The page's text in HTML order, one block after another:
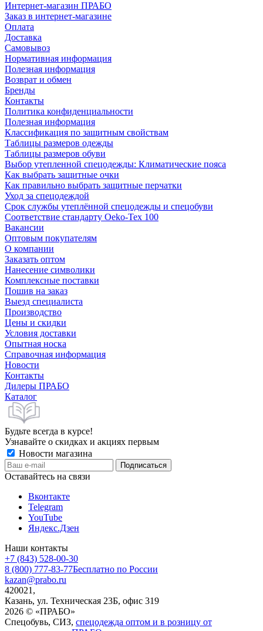
Интернет-магазин ПРАБО
Заказ в интернет-магазине
Оплата
Доставка
Самовывоз
Нормативная информация
Полезная информация
Возврат и обмен
Бренды
Контакты
Политика конфиденциальности
Полезная информация
Классификация по защитным свойствам
Таблицы размеров одежды
Таблицы размеров обуви
Выбор утепленной спецодежды: Климатические пояса
Как выбрать защитные очки
Как правильно выбрать защитные перчатки
Уход за спецодеждой
Срок службы утеплённой спецодежды и спецобуви
Соответствие стандарту Oeko-Tex 100
Вакансии
Оптовым покупателям
О компании
Заказать оптом
Нанесение символики
Комплексные поставки
Пошив на заказ
Выезд специалиста
Производство
Цены и скидки
Условия доставки
Опытная носка
Справочная информация
Новости
Контакты
Дилеры ПРАБО
Каталог
Будьте всегда в курсе!
Узнавайте о скидках и акциях первым
Новости магазина
Оставайтесь на связи
Вконтакте
Telegram
YouTube
Яндекс.Дзен
Наши контакты
+7 (843) 528-00-30
8 (800) 777-83-77Бесплатно по России
kazan@prabo.ru
420021,
Казань, ул. Техническая 23Б, офис 319
2026 © «ПРАБО»
Спецобувь, СИЗ, спецодежда оптом и в розницу от